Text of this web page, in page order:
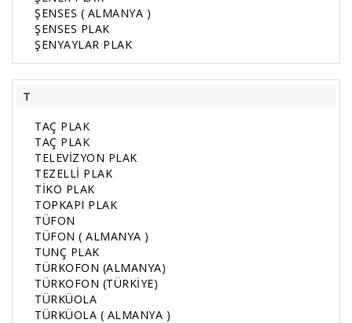
ŞENSES ( ALMANYA )
ŞENSES PLAK
ŞENYAYLAR PLAK
T
TAÇ PLAK
TAÇ PLAK
TELEVİZYON PLAK
TEZELLİ PLAK
TİKO PLAK
TOPKAPI PLAK
TÜFON
TÜFON ( ALMANYA )
TUNÇ PLAK
TÜRKOFON (ALMANYA)
TÜRKOFON (TÜRKİYE)
TÜRKÜOLA
TÜRKÜOLA ( ALMANYA )